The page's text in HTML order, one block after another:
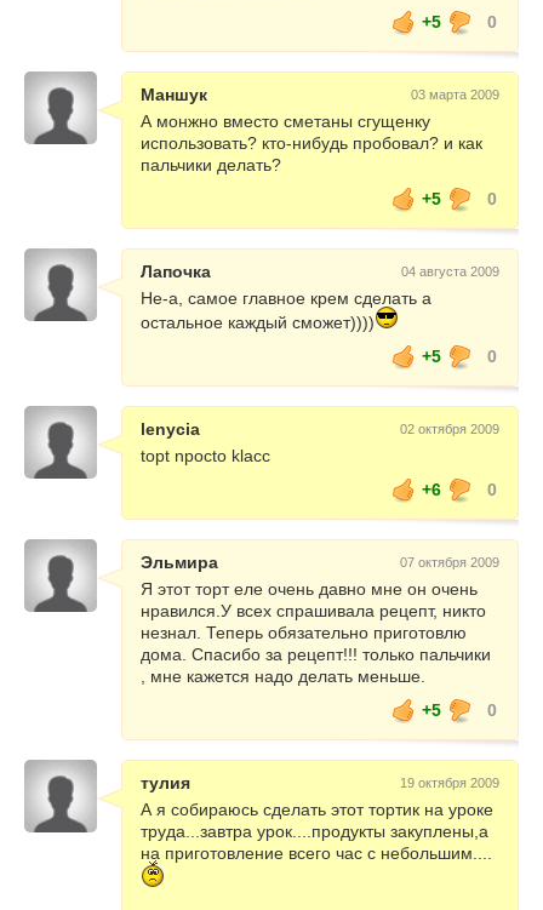
+5
0
Маншук 03 марта 2009
А монжно вместо сметаны сгущенку
использовать? кто-нибудь пробовал? и как
пальчики делать?
+5
0
Лапочка 04 августа 2009
Не-а, самое главное крем сделать а
остальное каждый сможет))))
+5
0
lenycia 02 октября 2009
topt npocto klacc
+6
0
Эльмира 07 октября 2009
Я этот торт еле очень давно мне он очень
нравился.У всех спрашивала рецепт, никто
незнал. Теперь обязательно приготовлю
дома. Спасибо за рецепт!!! только пальчики
, мне кажется надо делать меньше.
+5
0
тулия 19 октября 2009
А я собираюсь сделать этот тортик на уроке
труда...завтра урок....продукты закуплены,а
на приготовление всего час с небольшим....